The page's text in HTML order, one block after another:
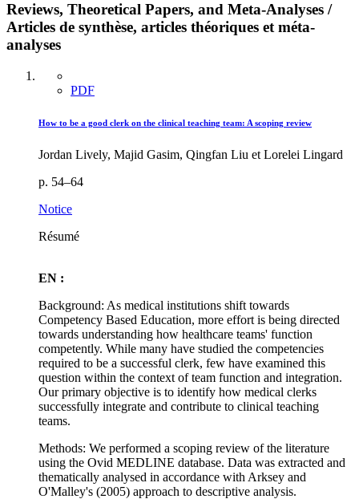
Reviews, Theoretical Papers, and Meta-Analyses /
Articles de synthèse, articles théoriques et méta-
analyses
PDF
How to be a good clerk on the clinical teaching team: A scoping review
Jordan Lively, Majid Gasim, Qingfan Liu et Lorelei Lingard
p. 54–64
Notice
Résumé
EN :
Background: As medical institutions shift towards
Competency Based Education, more effort is being directed
towards understanding how healthcare teams' function
competently. While many have studied the competencies
required to be a successful clerk, few have examined this
question within the context of team function and integration.
Our primary objective is to identify how medical clerks
successfully integrate and contribute to clinical teaching
teams.
Methods: We performed a scoping review of the literature
using the Ovid MEDLINE database. Data was extracted and
thematically analysed in accordance with Arksey and
O'Malley's (2005) approach to descriptive analysis.